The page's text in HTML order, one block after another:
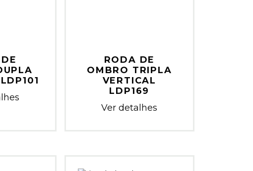
RODA DE
OMBRO TRIPLA
VERTICAL
LDP169
Ver detalhes